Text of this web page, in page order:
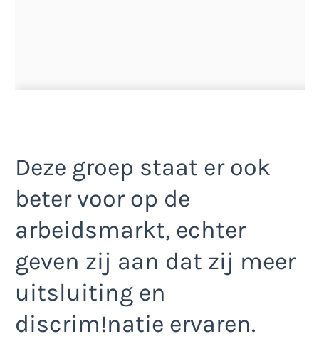
Deze groep staat er ook
beter voor op de
arbeidsmarkt, echter
geven zij aan dat zij meer
uitsluiting en
discrim!natie ervaren.